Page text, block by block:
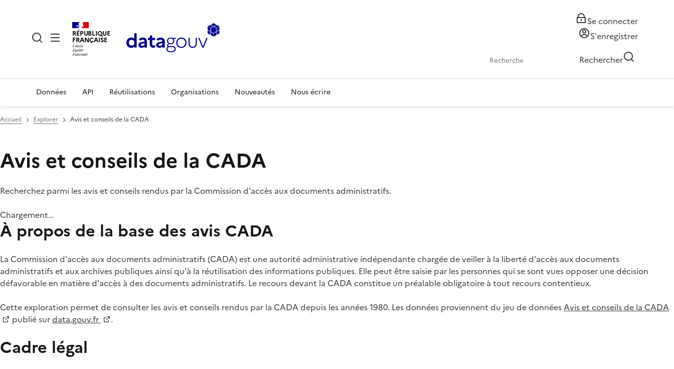
RÉPUBLIQUE
FRANÇAISE
Se connecter
S'enregistrer
Rechercher
Données API Réutilisations Organisations Nouveautés Nous écrire
Accueil Explorer Avis et conseils de la CADA
Avis et conseils de la CADA
Recherchez parmi les avis et conseils rendus par la Commission d'accès aux documents administratifs.
Chargement…
À propos de la base des avis CADA
La Commission d'accès aux documents administratifs (CADA) est une autorité administrative indépendante chargée de veiller à la liberté d'accès aux documents
administratifs et aux archives publiques ainsi qu'à la réutilisation des informations publiques. Elle peut être saisie par les personnes qui se sont vues opposer une décision
défavorable en matière d'accès à des documents administratifs. Le recours devant la CADA constitue un préalable obligatoire à tout recours contentieux.
Cette exploration permet de consulter les avis et conseils rendus par la CADA depuis les années 1980. Les données proviennent du jeu de donnéesAvis et conseils de la CADA
publié surdata.gouv.fr .
Cadre légal